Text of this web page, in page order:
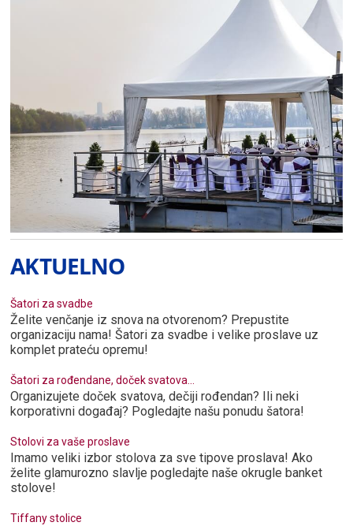
AKTUELNO
Šatori za svadbe
Želite venčanje iz snova na otvorenom? Prepustite
organizaciju nama! Šatori za svadbe i velike proslave uz
komplet prateću opremu!
Šatori za rođendane, doček svatova...
Organizujete doček svatova, dečiji rođendan? Ili neki
korporativni događaj? Pogledajte našu ponudu šatora!
Stolovi za vaše proslave
Imamo veliki izbor stolova za sve tipove proslava! Ako
želite glamurozno slavlje pogledajte naše okrugle banket
stolove!
Tiffany stolice